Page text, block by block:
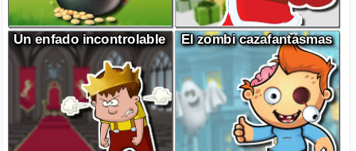
Un enfado incontrolable El zombi cazafantasmas